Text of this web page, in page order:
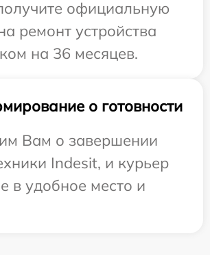
официальную
ремонт устройства
на 36 месяцев.
о готовности
Вам о завершении
Indesit, и курьер
в удобное место и